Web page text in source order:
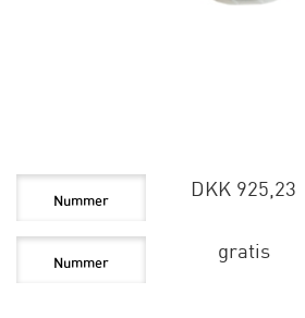
DKK 925,23
gratis